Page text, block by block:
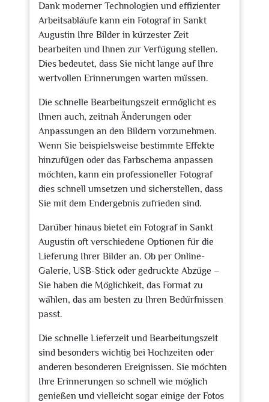
Dank moderner Technologien und effizienter
Arbeitsabläufe kann ein Fotograf in Sankt
Augustin Ihre Bilder in kürzester Zeit
bearbeiten und Ihnen zur Verfügung stellen.
Dies bedeutet, dass Sie nicht lange auf Ihre
wertvollen Erinnerungen warten müssen.
Die schnelle Bearbeitungszeit ermöglicht es
Ihnen auch, zeitnah Änderungen oder
Anpassungen an den Bildern vorzunehmen.
Wenn Sie beispielsweise bestimmte Effekte
hinzufügen oder das Farbschema anpassen
möchten, kann ein professioneller Fotograf
dies schnell umsetzen und sicherstellen, dass
Sie mit dem Endergebnis zufrieden sind.
Darüber hinaus bietet ein Fotograf in Sankt
Augustin oft verschiedene Optionen für die
Lieferung Ihrer Bilder an. Ob per Online-
Galerie, USB-Stick oder gedruckte Abzüge –
Sie haben die Möglichkeit, das Format zu
wählen, das am besten zu Ihren Bedürfnissen
passt.
Die schnelle Lieferzeit und Bearbeitungszeit
sind besonders wichtig bei Hochzeiten oder
anderen besonderen Ereignissen. Sie möchten
Ihre Erinnerungen so schnell wie möglich
genießen und vielleicht sogar einige der Fotos